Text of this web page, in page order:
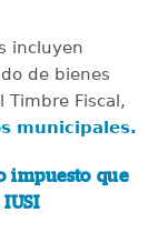
incluyen
de bienes
Timbre Fiscal,
municipales.
impuesto que